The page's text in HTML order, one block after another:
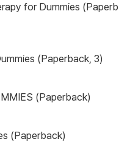
for Dummies (Paperb
(Paperback, 3)
(Paperback)
(Paperback)